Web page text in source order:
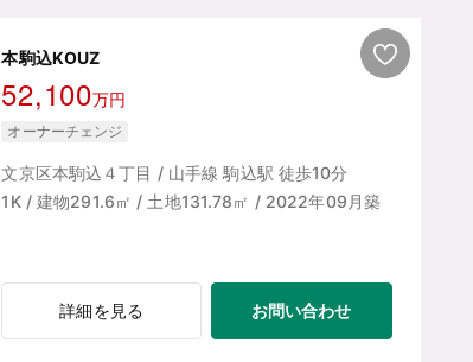
本駒込KOUZ
52,100万円
オーナーチェンジ
文京区本駒込４丁目 / 山手線 駒込駅 徒歩10分
1K / 建物291.6㎡ / 土地131.78㎡ / 2022年09月築
詳細を見る お問い合わせ